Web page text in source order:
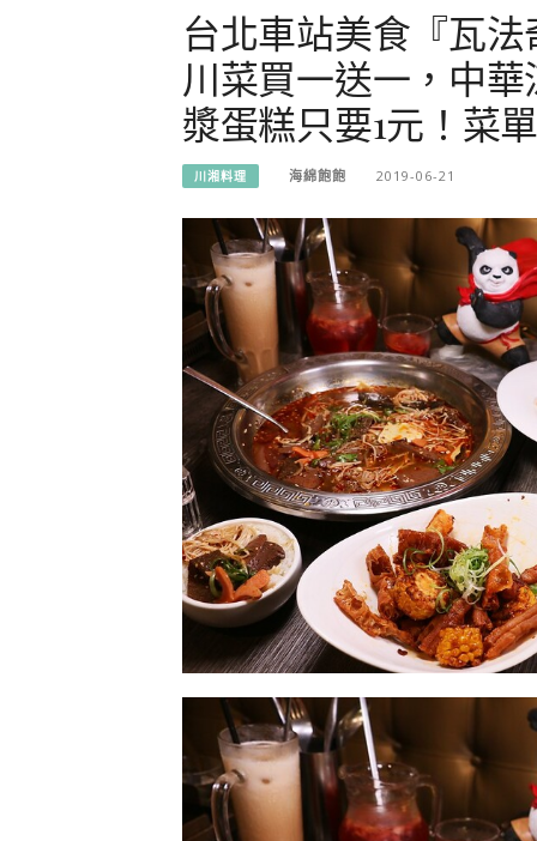
台北車站美食『瓦
川菜買一送一，中
漿蛋糕只要1元！菜
川湘料理 海綿飽飽 2019-06-21